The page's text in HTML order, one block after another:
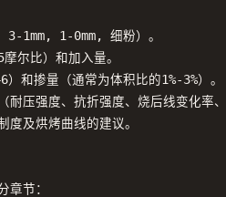
压强度、抗折强度、烧后线变化率、
及烘烤曲线的建议。
章节：